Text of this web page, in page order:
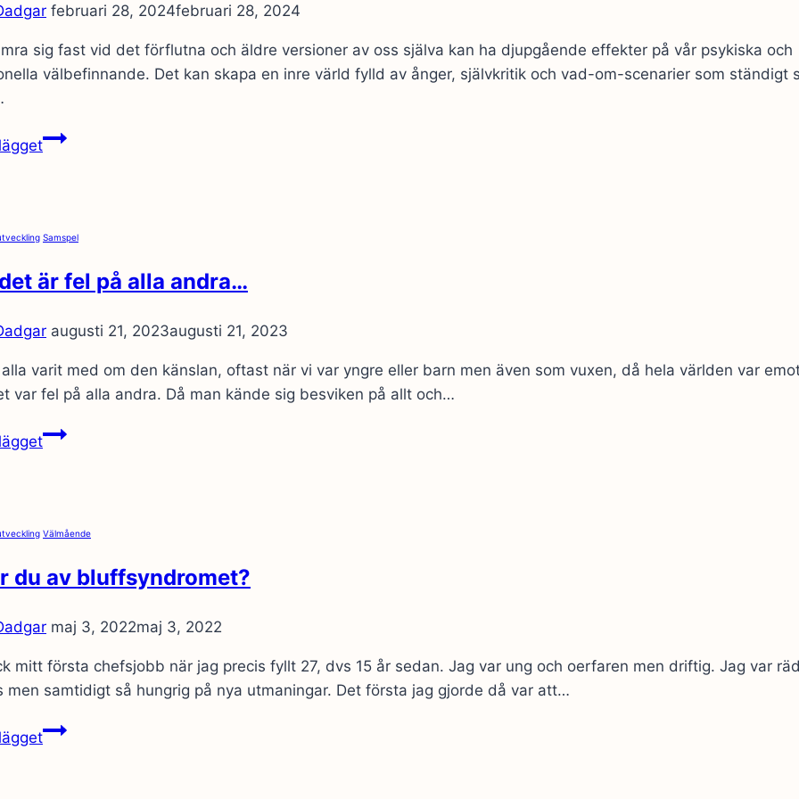
februari 28, 2024februari 28, 2024
sig fast vid det förflutna och äldre versioner av oss själva kan ha djupgående effekter på vår psykiska och
välbefinnande. Det kan skapa en inre värld fylld av ånger, självkritik och vad-om-scenarier som ständigt
Konsten
själv,
steg
sluta
med
det
förflutna…
Samspel
är fel på alla andra…
augusti 21, 2023augusti 21, 2023
varit med om den känslan, oftast när vi var yngre eller barn men även som vuxen, då hela världen var
var fel på alla andra. Då man kände sig besviken på allt och…
När
på
andra…
Välmående
du av bluffsyndromet?
maj 3, 2022maj 3, 2022
mitt första chefsjobb när jag precis fyllt 27, dvs 15 år sedan. Jag var ung och oerfaren men driftig. Jag var
men samtidigt så hungrig på nya utmaningar. Det första jag gjorde då var att…
Lider